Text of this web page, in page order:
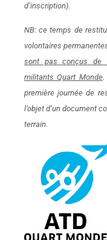
d’inscription).
NB: ce temps de
volontaires
sont pasconçus de
militants Quart Monde.
première journée de
l’objet d’un document
terrain.